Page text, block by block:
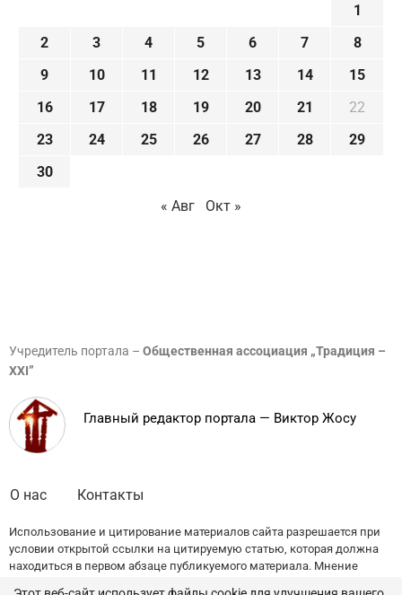
1
2
3 4 5 6 7
8
9
10 11 12 13 14
15
16
17 18 19 20 21
22
23
24 25 26 27 28
29
30
« Авг
Окт »
Учредитель портала – Общественная ассоциация „Традиция –
XXI”
Главный редактор портала — Виктор Жосу
О нас Контакты
Использование и цитирование материалов сайта разрешается при
условии открытой ссылки на цитируемую статью, которая должна
находиться в первом абзаце публикуемого материала. Мнение